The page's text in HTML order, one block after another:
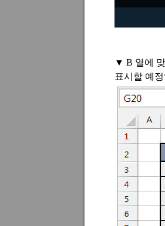
▼ B 열에
표시할 예